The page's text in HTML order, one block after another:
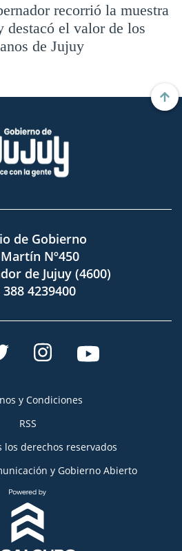
recorrió la muestra
destacó el valor de los
de Jujuy
de Gobierno
Nº450
de Jujuy (4600)
388 4239400
y Condiciones
RSS
los derechos reservados
y Gobierno Abierto